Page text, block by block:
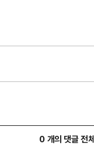
0 개의 댓글 전